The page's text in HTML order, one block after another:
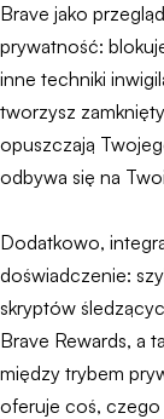
Brave jako
prywatność:
inne techniki
tworzysz
opuszczają
odbywa się na
Dodatkowo,
doświadczenie:
skryptów
Brave Rewards, a
między trybem
oferuje coś, czego